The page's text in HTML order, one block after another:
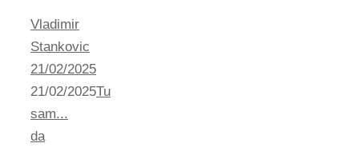
Vladimir
Stankovic
21/02/2025
21/02/2025Tu
sam...
da